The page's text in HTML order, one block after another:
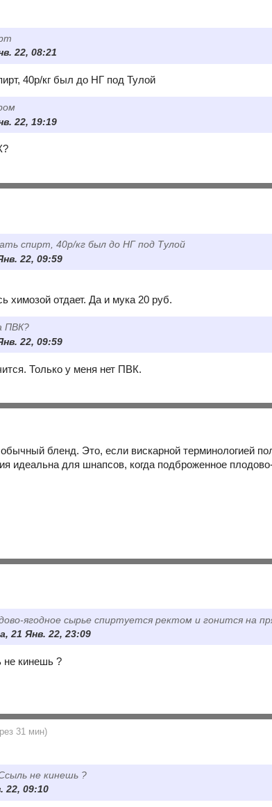
22, 08:21
40р/кг был до НГ под Тулой
22, 19:19
спирт, 40р/кг был до НГ под Тулой
22, 09:59
химозой отдает. Да и мука 20 руб.
ПВК?
22, 09:59
Только у меня нет ПВК.
бленд. Это, если вискарной терминологией
идеальна для шнапсов, когда подброженное
ягодное сырье спиртуется ректом и гонится на
21 Янв. 22, 23:09
кинешь ?
31 мин)
не кинешь ?
22, 09:10